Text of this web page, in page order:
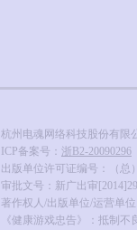
杭州电魂网络科技股份有限
ICP备案号： 浙B2-20090296
出版单位许可证编号：（总
审批文号：新广出审
著作权人/出版单位/运营单
《健康游戏忠告》：抵制